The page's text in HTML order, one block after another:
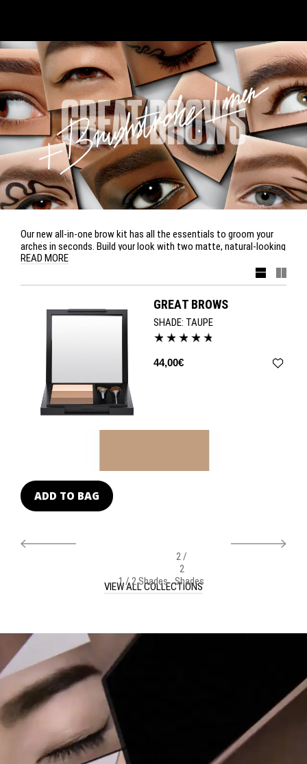
Our new all-in-one brow kit has all the essentials to groom your
arches in seconds. Build your look with two matte, natural-looking
shades and one ultra-creamy highlighter – all featuring smooth,
even, mistake-proof coverage. The mini-angled brush glides on
colour effortlessly, while the tiny spoolie brush gently sweeps
READ MORE
GREAT BROWS
SHADE: TAUPE
44,00€
ADD TO BAG
1 / 2 Shades
2 /
2
Shades
VIEW ALL COLLECTIONS